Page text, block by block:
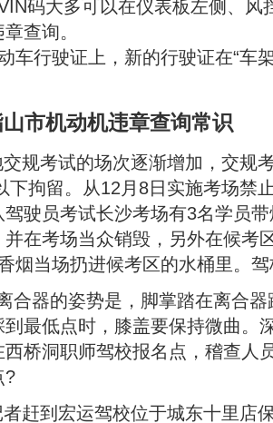
码大多可以在仪表板左侧、风
查询。
车行驶证上，新的行驶证在“车
市机动机违章查询常识
规考试的场次逐渐增加，交规
下拘留。从12月8日实施考场禁
驶员考试长沙考场有3名学员
在考场当众销毁，另外在候考
烟当场扔进候考区的水桶里。
合器的姿势是，脚掌踏在离合
最低点时，膝盖要保持微曲。
桥洞职师驾校报名点，稽查人
?
赶到宏运驾校位于城东十里店